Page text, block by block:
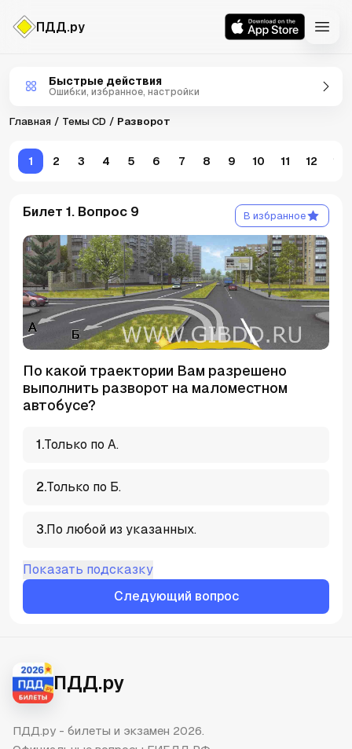
ПДД.ру
Темы CD
Быстрые действия
Ошибки, избранное, настройки
Главная Темы CD Разворот
1 2 3 4 5 6 7 8 9 10 11 12 13
Билет 1. Вопрос 9 В избранное
По какой траектории Вам разрешено
выполнить разворот на маломестном
автобусе?
1.Только по А.
2.Только по Б.
3.По любой из указанных.
Показать подсказку
Следующий вопрос
ПДД.ру
ПДД.ру - билеты и экзамен 2026.